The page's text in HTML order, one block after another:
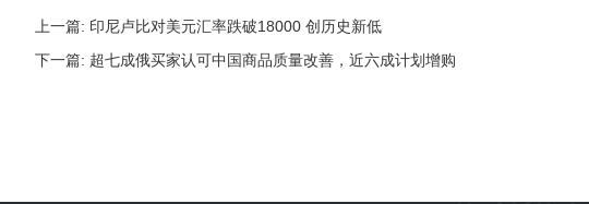
上一篇: 印尼卢比对美元汇率跌破18000 创历史新低
下一篇: 超七成俄买家认可中国商品质量改善，近六成计划增购